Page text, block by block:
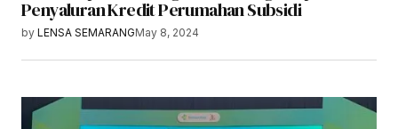
Penyaluran Kredit Perumahan Subsidi
by LENSA SEMARANGMay 8, 2024